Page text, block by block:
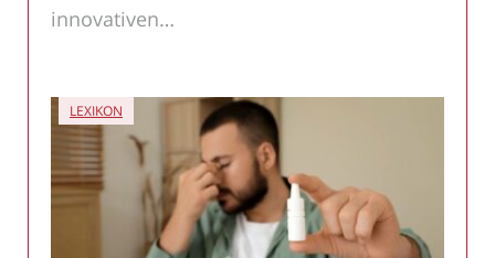
innovativen…
LEXIKON